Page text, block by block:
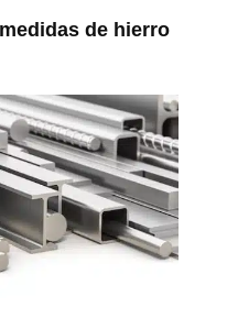
de hierro